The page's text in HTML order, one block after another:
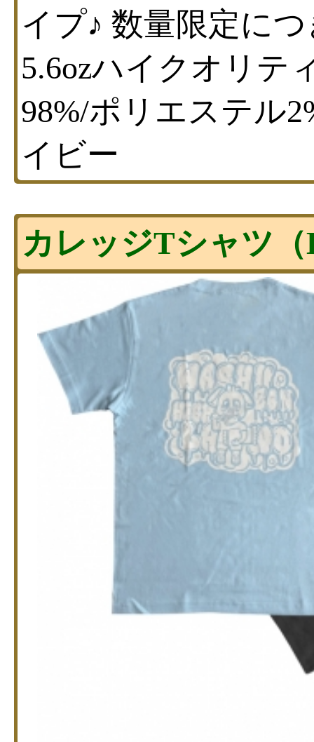
イプ♪ 数量限定に
5.6ozハイクオリテ
98%/ポリエステル
イビー
カレッジTシャツ（